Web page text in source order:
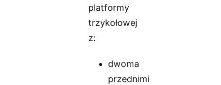
platformy
trzykołowej
z:
dwoma
przednimi